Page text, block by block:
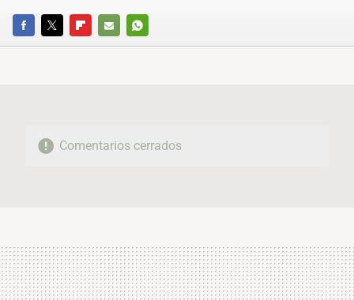
FACEBOOKTWITTERFLIPBOARD
E-
WHATSAPP
Comentarios cerrados